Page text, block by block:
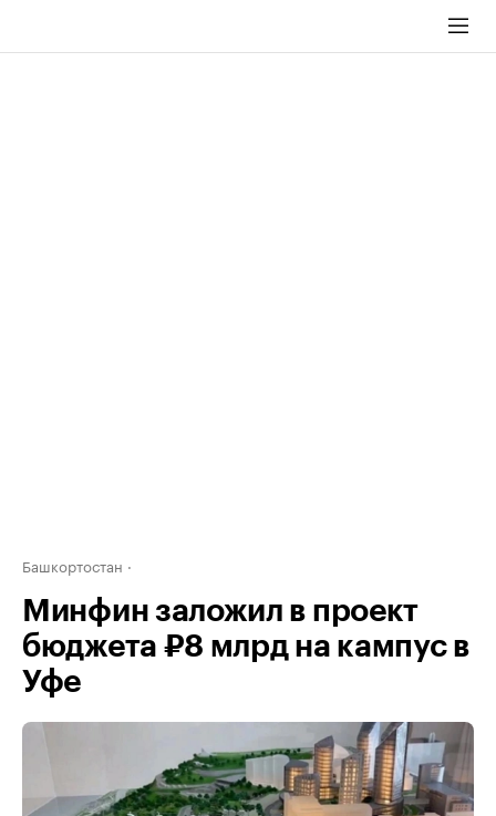
Башкортостан
Минфин заложил в проект
бюджета ₽8 млрд на кампус в
Уфе